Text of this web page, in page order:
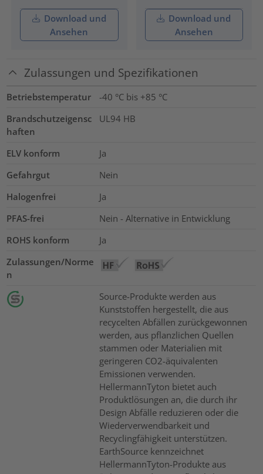
Download und
Ansehen
Download und
Ansehen
Zulassungen und Spezifikationen
Betriebstemperatur
-40 °C bis +85 °C
Brandschutzeigensc
haften
UL94 HB
ELV konform
Ja
Gefahrgut
Nein
Halogenfrei
Ja
PFAS-frei
Nein - Alternative in Entwicklung
ROHS konform
Ja
Zulassungen/Norme
n
Source-Produkte werden aus
Kunststoffen hergestellt, die aus
recycelten Abfällen zurückgewonnen
werden, aus pflanzlichen Quellen
stammen oder Materialien mit
geringeren CO2-äquivalenten
Emissionen verwenden.
HellermannTyton bietet auch
Produktlösungen an, die durch ihr
Design Abfälle reduzieren oder die
Wiederverwendbarkeit und
Recyclingfähigkeit unterstützen.
EarthSource kennzeichnet
HellermannTyton-Produkte aus